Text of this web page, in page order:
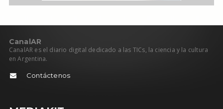
CanalAR
CanalAR es el diario digital dedicado a las TICs, la ciencia y la cultura
en Argentina.
Contáctenos